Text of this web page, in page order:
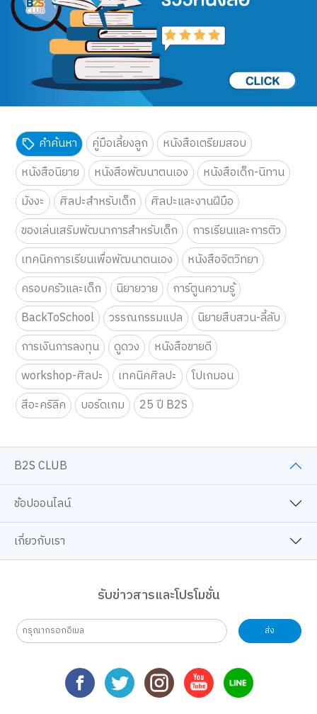
คำค้นหา คู่มือเลี้ยงลูก
หนังสือเตรียมสอบ
หนังสือนิยาย
หนังสือพัฒนาตนเอง
หนังสือเด็ก-นิทาน
มังงะ
ศิลปะสำหรับเด็ก
ศิลปะและงานฝีมือ
ของเล่นเสริมพัฒนาการสำหรับเด็ก
การเรียนและการติว
เทคนิคการเรียนเพื่อพัฒนาตนเอง
หนังสือจิตวิทยา
ครอบครัวและเด็ก
นิยายวาย
การ์ตูนความรู้
BackToSchool
วรรณกรรมแปล
นิยายสืบสวน-ลี้ลับ
การเงินการลงทุน
ดูดวง
หนังสือขายดี
workshop-ศิลปะ
เทคนิคศิลปะ
โปเกมอน
สีอะคริลิค
บอร์ดเกม 25 ปี B2S
B2S CLUB
ช้อปออนไลน์
เกี่ยวกับเรา
รับข่าวสารและโปรโมชั่น
ส่ง